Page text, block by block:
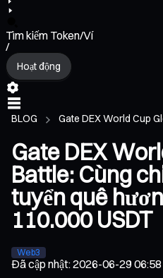
Tìm kiếm Token/Ví
/
Hoạt động
BLOG Gate DEX World Cup
Gate DEX
Battle: Cùng
tuyển quê
110.000 USDT
Web3
Đã cập nhật:2026-06-29 06:58